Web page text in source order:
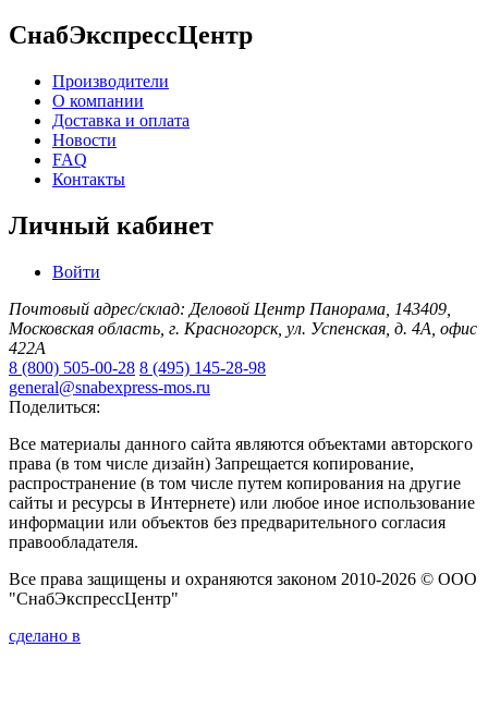
СнабЭкспрессЦентр
Производители
О компании
Доставка и оплата
Новости
FAQ
Контакты
Личный кабинет
Войти
Почтовый адрес/склад: Деловой Центр Панорама, 143409,
Московская область, г. Красногорск, ул. Успенская, д. 4А, офис
422А
8 (800) 505-00-28 8 (495) 145-28-98
general@snabexpress-mos.ru
Поделиться:
Все материалы данного сайта являются объектами авторского
права (в том числе дизайн) Запрещается копирование,
распространение (в том числе путем копирования на другие
сайты и ресурсы в Интернете) или любое иное использование
информации или объектов без предварительного согласия
правообладателя.
Все права защищены и охраняются законом 2010-2026 © ООО
"СнабЭкспрессЦентр"
сделано в